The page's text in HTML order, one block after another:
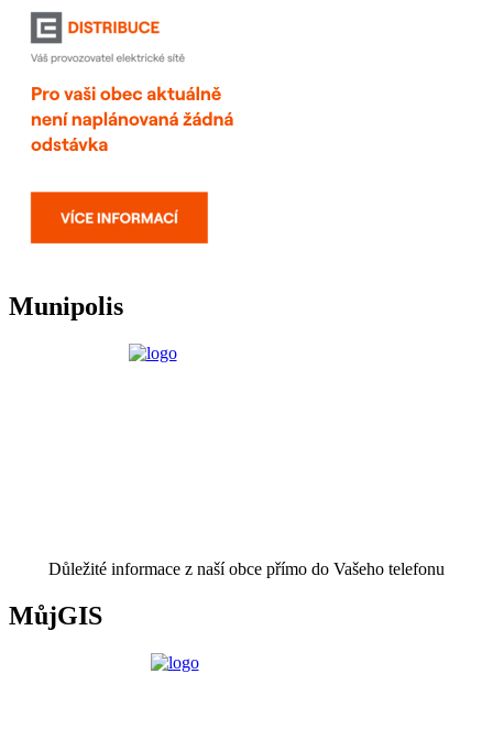
Munipolis
Důležité informace z naší obce přímo do Vašeho telefonu
MůjGIS